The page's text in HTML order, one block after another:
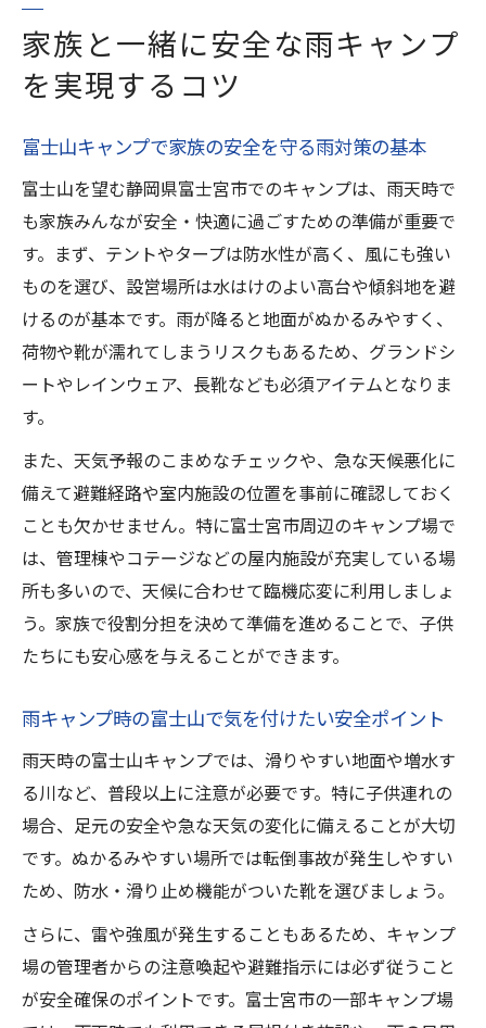
家族と一緒に安全な雨キャンプ
を実現するコツ
富士山キャンプで家族の安全を守る雨対策の基本
富士山を望む静岡県富士宮市でのキャンプは、雨天時で
も家族みんなが安全・快適に過ごすための準備が重要で
す。まず、テントやタープは防水性が高く、風にも強い
ものを選び、設営場所は水はけのよい高台や傾斜地を避
けるのが基本です。雨が降ると地面がぬかるみやすく、
荷物や靴が濡れてしまうリスクもあるため、グランドシ
ートやレインウェア、長靴なども必須アイテムとなりま
す。
また、天気予報のこまめなチェックや、急な天候悪化に
備えて避難経路や室内施設の位置を事前に確認しておく
ことも欠かせません。特に富士宮市周辺のキャンプ場で
は、管理棟やコテージなどの屋内施設が充実している場
所も多いので、天候に合わせて臨機応変に利用しましょ
う。家族で役割分担を決めて準備を進めることで、子供
たちにも安心感を与えることができます。
雨キャンプ時の富士山で気を付けたい安全ポイント
雨天時の富士山キャンプでは、滑りやすい地面や増水す
る川など、普段以上に注意が必要です。特に子供連れの
場合、足元の安全や急な天気の変化に備えることが大切
です。ぬかるみやすい場所では転倒事故が発生しやすい
ため、防水・滑り止め機能がついた靴を選びましょう。
さらに、雷や強風が発生することもあるため、キャンプ
場の管理者からの注意喚起や避難指示には必ず従うこと
が安全確保のポイントです。富士宮市の一部キャンプ場